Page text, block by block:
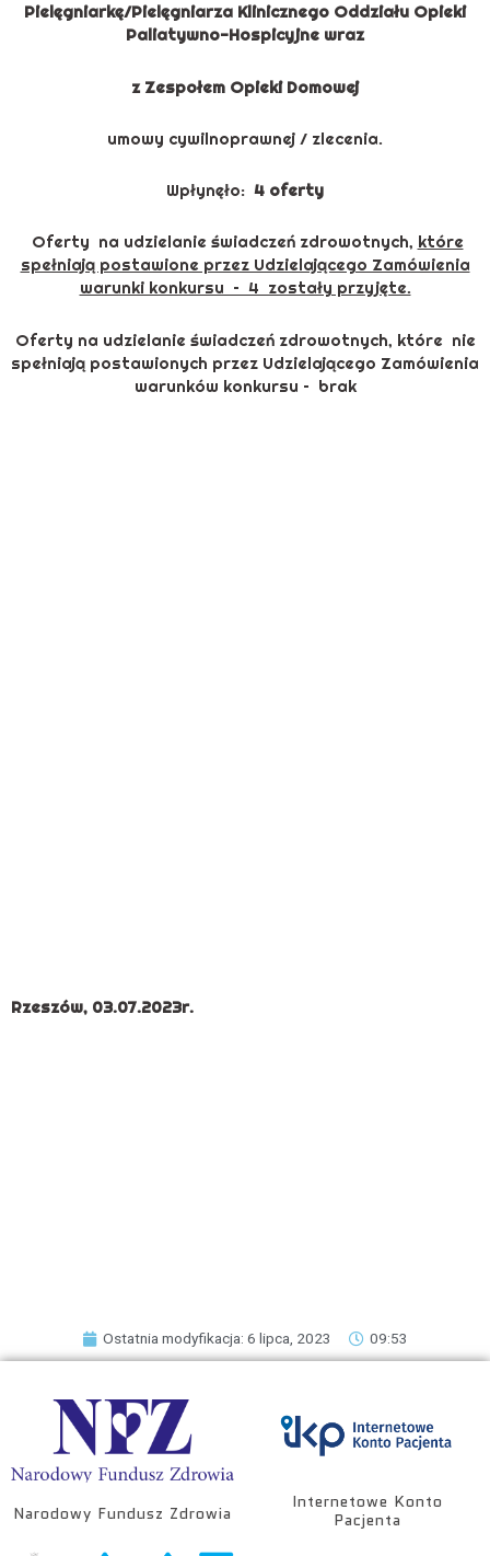
Pielęgniarkę/Pielęgniarza Klinicznego Oddziału Opieki
Paliatywno-Hospicyjne wraz
z Zespołem Opieki Domowej
umowy cywilnoprawnej / zlecenia.
Wpłynęło: 4 oferty
Oferty na udzielanie świadczeń zdrowotnych, które
spełniają postawione przez Udzielającego Zamówienia
warunki konkursu – 4 zostały przyjęte.
Oferty na udzielanie świadczeń zdrowotnych, które nie
spełniają postawionych przez Udzielającego Zamówienia
warunków konkursu – brak
Rzeszów, 03.07.2023r.
Ostatnia modyfikacja: 6 lipca, 2023 09:53
Narodowy Fundusz Zdrowia
Internetowe Konto
Pacjenta